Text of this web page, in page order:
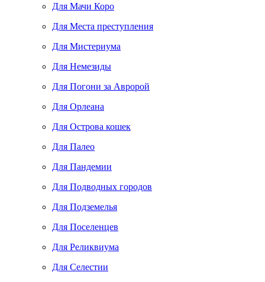
Для Мачи Коро
Для Места преступления
Для Мистериума
Для Немезиды
Для Погони за Авророй
Для Орлеана
Для Острова кошек
Для Палео
Для Пандемии
Для Подводных городов
Для Подземелья
Для Поселенцев
Для Реликвиума
Для Селестии